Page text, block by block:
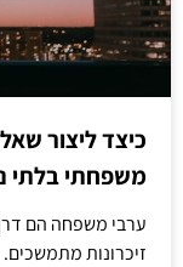
כיצד ליצור
משפחתי בלתי
ערבי משפחה הם דרך
זיכרונות